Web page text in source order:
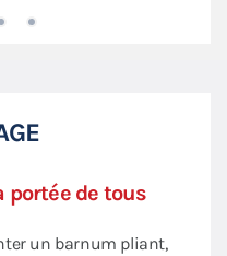
portée de tous
un barnum pliant,